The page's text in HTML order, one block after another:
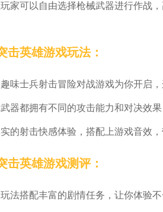
家可以自由选择枪械武器进行作战
击英雄游戏玩法：
味士兵射击冒险对战游戏为你开启
器都拥有不同的攻击能力和对决效
的射击快感体验，搭配上游戏音效
击英雄游戏测评：
法搭配丰富的剧情任务，让你体验